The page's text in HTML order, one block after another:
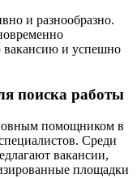
и разнообразно.
вакансию и успешно
поиска работы
помощником в
Среди
вакансии,
площадки